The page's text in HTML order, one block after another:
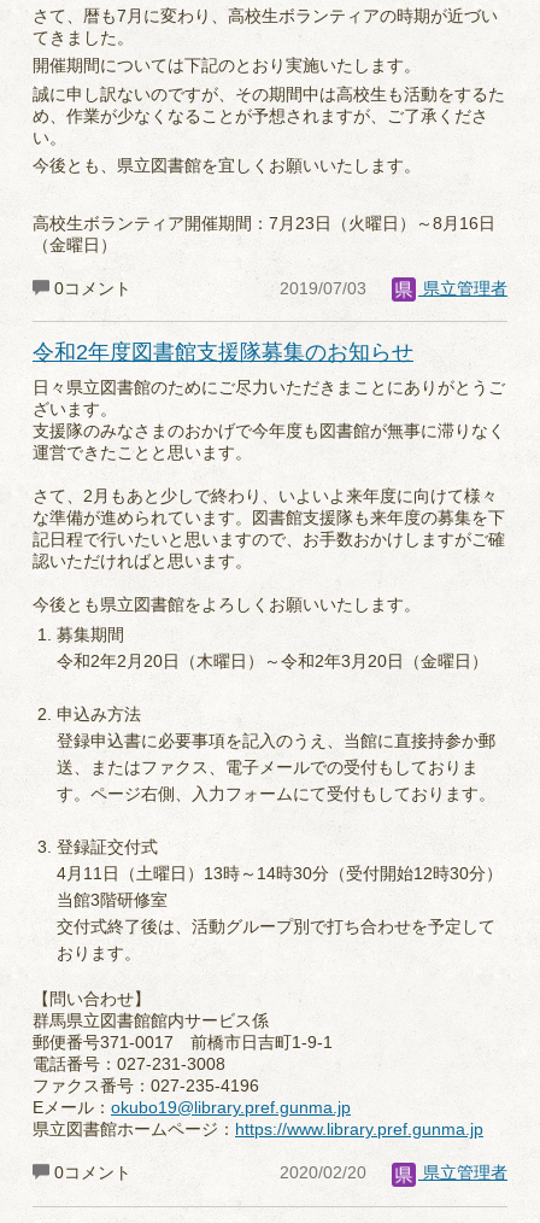
さて、暦も7月に変わり、高校生ボランティアの時期が近づい
てきました。
開催期間については下記のとおり実施いたします。
誠に申し訳ないのですが、その期間中は高校生も活動をするた
め、作業が少なくなることが予想されますが、ご了承くださ
い。
今後とも、県立図書館を宜しくお願いいたします。
高校生ボランティア開催期間：7月23日（火曜日）～8月16日
（金曜日）
0コメント 2019/07/03 県立管理者
令和2年度図書館支援隊募集のお知らせ
日々県立図書館のためにご尽力いただきまことにありがとうご
ざいます。
支援隊のみなさまのおかげで今年度も図書館が無事に滞りなく
運営できたことと思います。
さて、2月もあと少しで終わり、いよいよ来年度に向けて様々
な準備が進められています。図書館支援隊も来年度の募集を下
記日程で行いたいと思いますので、お手数おかけしますがご確
認いただければと思います。
今後とも県立図書館をよろしくお願いいたします。
募集期間
令和2年2月20日（木曜日）～令和2年3月20日（金曜日）
申込み方法
登録申込書に必要事項を記入のうえ、当館に直接持参か郵
送、またはファクス、電子メールでの受付もしておりま
す。ページ右側、入力フォームにて受付もしております。
登録証交付式
4月11日（土曜日）13時～14時30分（受付開始12時30分）
当館3階研修室
交付式終了後は、活動グループ別で打ち合わせを予定して
おります。
【問い合わせ】
群馬県立図書館館内サービス係
郵便番号371-0017 前橋市日吉町1-9-1
電話番号：027-231-3008
ファクス番号：027-235-4196
Eメール： okubo19@library.pref.gunma.jp
県立図書館ホームページ： https://www.library.pref.gunma.jp
0コメント 2020/02/20 県立管理者